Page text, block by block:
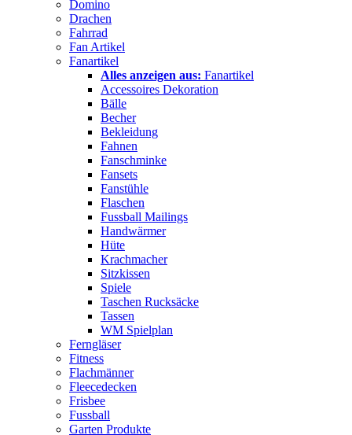
Domino
Drachen
Fahrrad
Fan Artikel
Fanartikel
Alles anzeigen aus: Fanartikel
Accessoires Dekoration
Bälle
Becher
Bekleidung
Fahnen
Fanschminke
Fansets
Fanstühle
Flaschen
Fussball Mailings
Handwärmer
Hüte
Krachmacher
Sitzkissen
Spiele
Taschen Rucksäcke
Tassen
WM Spielplan
Ferngläser
Fitness
Flachmänner
Fleecedecken
Frisbee
Fussball
Garten Produkte